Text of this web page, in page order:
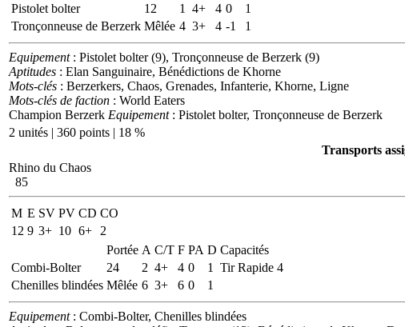
Pistolet bolter
12 1 4+ 4 0
1
Tronçonneuse de Berzerk Mêlée 4 3+ 4 -1 1
Equipement: Pistolet bolter (9), Tronçonneuse de Berzerk (9)
Aptitudes : Elan Sanguinaire, Bénédictions de Khorne
Mots-clés : Berzerkers, Chaos, Grenades, Infanterie, Khorne, Ligne
Mots-clés de faction : World Eaters
Champion Berzerk Equipement: Pistolet bolter, Tronçonneuse de Berzerk
2 unités | 360 points | 18 %
Transports
Rhino du Chaos
85
M E SV PV CD CO
12 9 3+ 10 6+
2
Portée A C/T F PA D Capacités
Combi-Bolter
24 2 4+ 4 0 1
Tir Rapide 4
Chenilles blindées Mêlée 6 3+ 6 0 1
Equipement: Combi-Bolter, Chenilles blindées